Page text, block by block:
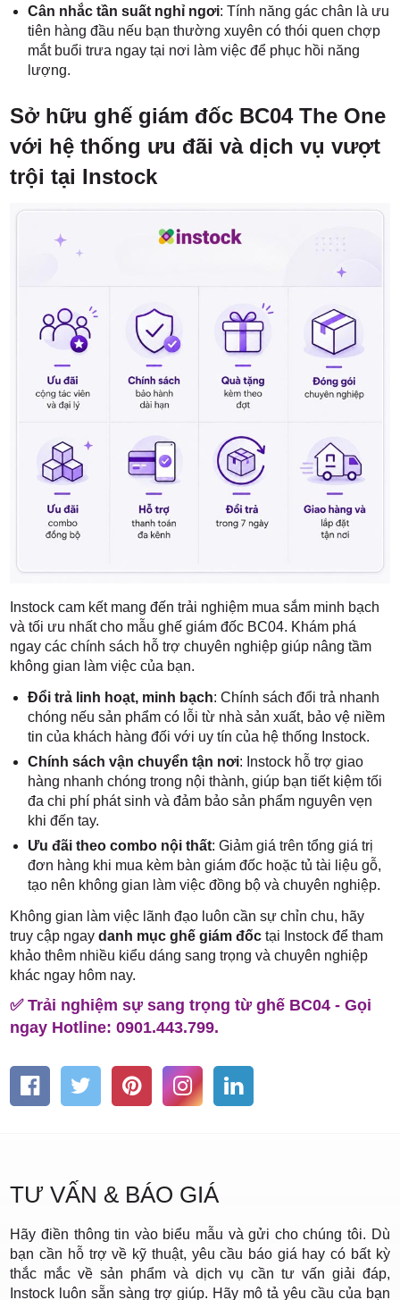
Cân nhắc tần suất nghỉ ngơi: Tính năng gác chân là ưu
tiên hàng đầu nếu bạn thường xuyên có thói quen chợp
mắt buổi trưa ngay tại nơi làm việc để phục hồi năng
lượng.
Sở hữu ghế giám đốc BC04 The One
với hệ thống ưu đãi và dịch vụ vượt
trội tại Instock
Instock cam kết mang đến trải nghiệm mua sắm minh bạch
và tối ưu nhất cho mẫu ghế giám đốc BC04. Khám phá
ngay các chính sách hỗ trợ chuyên nghiệp giúp nâng tầm
không gian làm việc của bạn.
Đổi trả linh hoạt, minh bạch: Chính sách đổi trả nhanh
chóng nếu sản phẩm có lỗi từ nhà sản xuất, bảo vệ niềm
tin của khách hàng đối với uy tín của hệ thống Instock.
Chính sách vận chuyển tận nơi: Instock hỗ trợ giao
hàng nhanh chóng trong nội thành, giúp bạn tiết kiệm tối
đa chi phí phát sinh và đảm bảo sản phẩm nguyên vẹn
khi đến tay.
Ưu đãi theo combo nội thất: Giảm giá trên tổng giá trị
đơn hàng khi mua kèm bàn giám đốc hoặc tủ tài liệu gỗ,
tạo nên không gian làm việc đồng bộ và chuyên nghiệp.
Không gian làm việc lãnh đạo luôn cần sự chỉn chu, hãy
truy cập ngaydanh mục ghế giám đốc tại Instock để tham
khảo thêm nhiều kiểu dáng sang trọng và chuyên nghiệp
khác ngay hôm nay.
✅ Trải nghiệm sự sang trọng từ ghế BC04 - Gọi
ngay Hotline: 0901.443.799.
TƯ VẤN & BÁO GIÁ
Hãy điền thông tin vào biểu mẫu và gửi cho chúng tôi. Dù
bạn cần hỗ trợ về kỹ thuật, yêu cầu báo giá hay có bất kỳ
thắc mắc về sản phẩm và dịch vụ cần tư vấn giải đáp,
Instock luôn sẵn sàng trợ giúp. Hãy mô tả yêu cầu của bạn